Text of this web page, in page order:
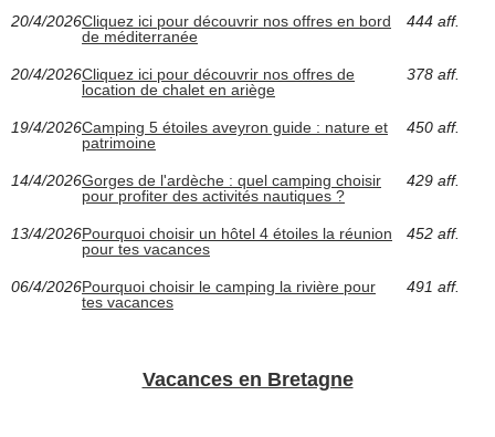
20/4/2026Cliquez ici pour découvrir nos offres en bord
de méditerranée
444 aff.
20/4/2026Cliquez ici pour découvrir nos offres de
location de chalet en ariège
378 aff.
19/4/2026Camping 5 étoiles aveyron guide : nature et
patrimoine
450 aff.
14/4/2026Gorges de l'ardèche : quel camping choisir
pour profiter des activités nautiques ?
429 aff.
13/4/2026Pourquoi choisir un hôtel 4 étoiles la réunion
pour tes vacances
452 aff.
06/4/2026Pourquoi choisir le camping la rivière pour
tes vacances
491 aff.
Vacances en Bretagne